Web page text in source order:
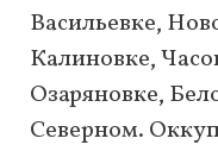
Васильевке,
Калиновке,
Озаряновке,
Северном.